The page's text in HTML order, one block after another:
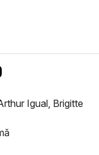
Igual, Brigitte